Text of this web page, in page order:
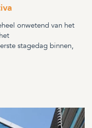
onwetend van het
stagedag binnen,